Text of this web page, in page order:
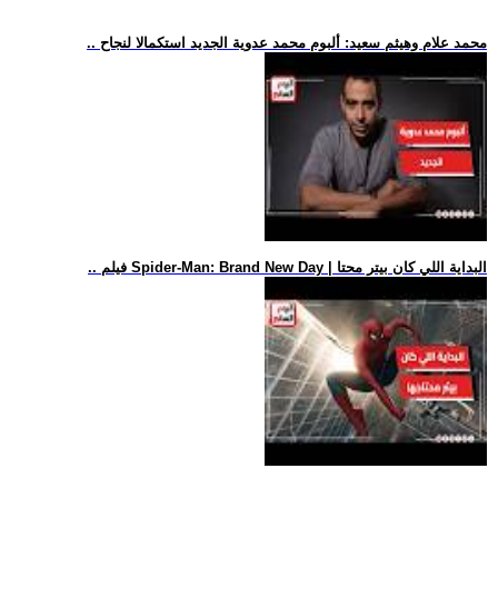
.. محمد علام وهيثم سعيد: ألبوم محمد عدوية الجديد استكمالا لنجاح
.. فيلم Spider-Man: Brand New Day | البداية اللي كان بيتر محتا